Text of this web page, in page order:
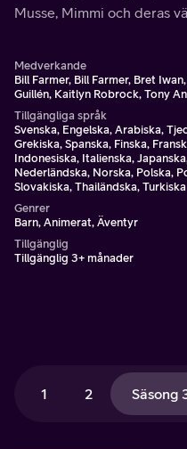
Musse, Mimmi och deras
Medverkande
Bill Farmer, Bill Farmer, Bret
Guillén, Kaitlyn Robrock, Tony
Tillgängliga språk
Svenska, Engelska, Arabiska,
Grekiska, Spanska, Finska,
Indonesiska, Italienska,
Nederländska, Norska, Polska,
Slovakiska, Thailändska, Turkiska
Genrer
Barn, Animerat, Äventyr
Tillgänglig
Tillgänglig 3+ månader
1 2 Säsong